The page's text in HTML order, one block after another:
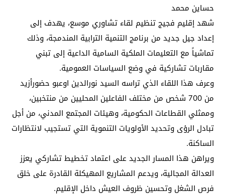
حساين محمد
شهد إقليم فجيج تنظيم لقاء تشاوري موسع، يهدف إلى
إعداد جيل جديد من برنامج التنمية الترابية المندمجة، وذلك
تماشياً مع التعليمات الملكية السامية الداعية إلى تبني
مقاربات تشاركية في وضع السياسات العمومية.
وعرف هذا اللقاء الذي تراسه السيد نورالدين اوعبو حضورأزيد
من 700 شخص من مختلف الفاعلين المحليين من منتخبين،
وممثلي القطاعات الحكومية، وهيئات المجتمع المدني، من أجل
تبادل الرؤى وتحديد الأولويات التنموية التي تستجيب لانتظارات
الساكنة.
ويراهن هذا المسار الجديد على اعتماد تخطيط تشاركي يعزز
العدالة المجالية، ويدعم المشاريع المهيكلة القادرة على خلق
فرص الشغل وتحسين ظروف العيش داخل الإقليم.